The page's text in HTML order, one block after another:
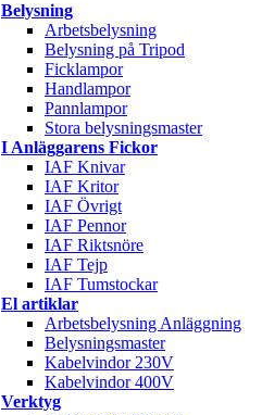
Belysning
Arbetsbelysning
Belysning på Tripod
Ficklampor
Handlampor
Pannlampor
Stora belysningsmaster
I Anläggarens Fickor
IAF Knivar
IAF Kritor
IAF Övrigt
IAF Pennor
IAF Riktsnöre
IAF Tejp
IAF Tumstockar
El artiklar
Arbetsbelysning Anläggning
Belysningsmaster
Kabelvindor 230V
Kabelvindor 400V
Verktyg